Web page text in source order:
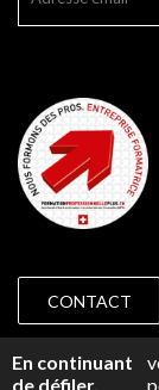
CONTACT
© 2018 CAP
En continuant
de défiler,